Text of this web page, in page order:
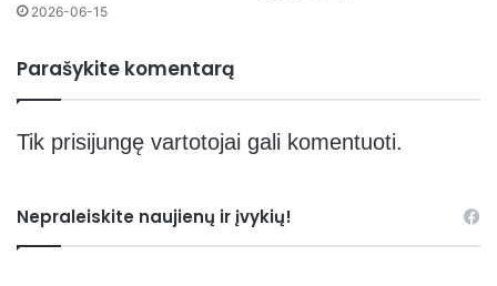
2026-06-15
Parašykite komentarą
Tik prisijungę vartotojai gali komentuoti.
Nepraleiskite naujienų ir įvykių!